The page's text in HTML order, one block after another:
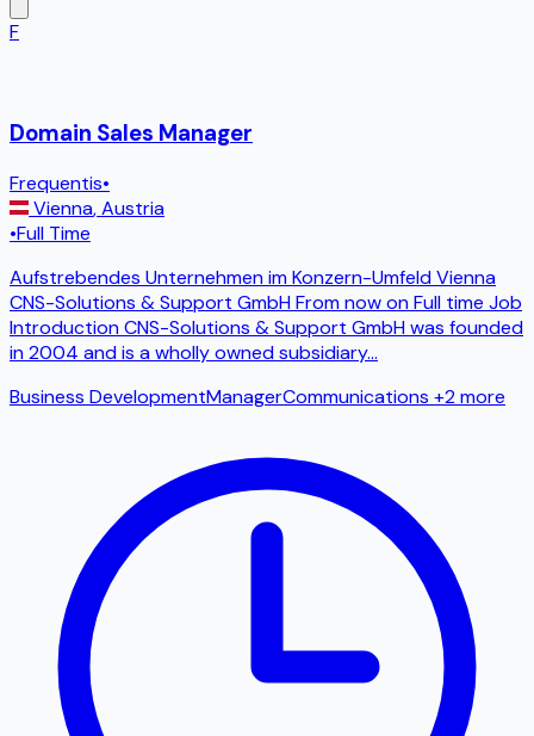
F
Domain Sales Manager
Frequentis•
Vienna,Austria
•Full Time
Aufstrebendes Unternehmen im Konzern-Umfeld Vienna
CNS-Solutions & Support GmbH From now on Full time Job
Introduction CNS-Solutions & Support GmbH was founded
in 2004 and is a wholly owned subsidiary...
Business DevelopmentManagerCommunications +2 more